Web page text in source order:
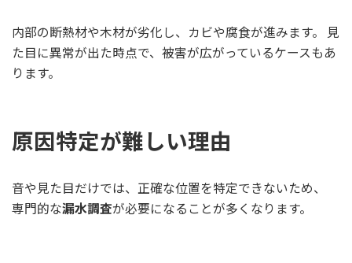
内部の断熱材や木材が劣化し、カビや腐食が進みます。 見
た目に異常が出た時点で、被害が広がっているケースもあ
ります。
原因特定が難しい理由
音や見た目だけでは、正確な位置を特定できないため、
専門的な漏水調査が必要になることが多くなります。